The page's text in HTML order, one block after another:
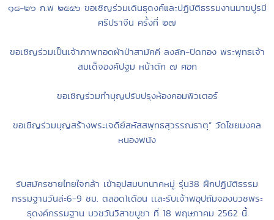
๑๘-๒๖ ก.พ ๒๕๕๖ ขอเชิญร่วมเดินธุดงค์และปฏิบัติธรรมงานมาฆปูรมี
ศรีปราจีน ครั้งที่ ๒๗
ขอเชิญร่วมเป็นเจ้าภาพทอดผ้าป่าสามัคคี ลงลัก-ปิดทอง พระพุทธเจ้า
สมเด็จองค์ปฐม หน้าตัก ๗ ศอก
ขอเชิญร่วมทำบุญปรับปรุงห้องคอมพิวเตอร์
ขอเชิญร่วมบุญสร้างพระเจดีย์สหัสสพุทธสุวรรณธาตุ” วัดไชยมงคล
หนองพนัง
รับสมัครชายไทยใจกล้า เข้าอุปสมบทนาคหมู่ รุ่น38 ฝึกปฏิบัติธรรม
กรรมฐานวันล่ะ6-9 ชม. ตลอด1เดือน เเละรับเจ้าพอุปถัมจองบวชพระ
ธุดงค์กรรมฐาน บวชวันวิสาขบูชา ที่ 18 พฤษภาคม 2562 นี้